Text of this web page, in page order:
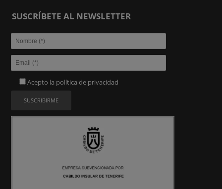
SUSCRÍBETE AL NEWSLETTER
Acepto la política de privacidad